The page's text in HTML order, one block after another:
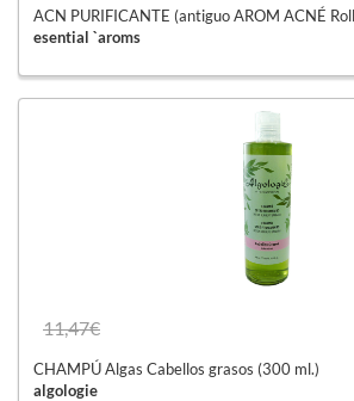
ACN PURIFICANTE (antiguo AROM ACNÉ
esential `aroms
11,47€
CHAMPÚ Algas Cabellos grasos (300 ml.)
algologie